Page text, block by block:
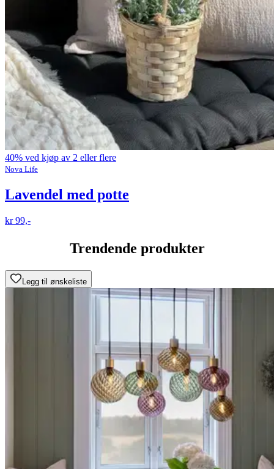
40% ved kjøp av 2 eller flere
Nova Life
Lavendel med potte
kr 99,-
Trendende produkter
Legg til ønskeliste